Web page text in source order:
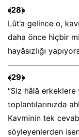
﴾28﴿
Lût’a gelince o,
daha önce hiçbir
hayâsızlığı
﴾29﴿
“Siz hâlâ
toplantılarınızda
Kavminin tek
söyleyenlerden isen